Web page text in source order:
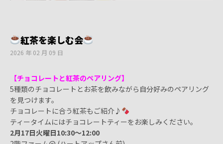
紅茶を楽しむ会
2026 年 02 月 09 日
【チョコレートと紅茶のペアリング】
5種類のチョコレートとお茶を飲みながら自分好みのペアリング
を見つけます。
チョコレートに合う紅茶もご紹介♪
ティータイムにはチョコレートティーをお楽しみください。
2月17日火曜日10:30〜12:00